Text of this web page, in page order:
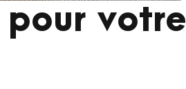
pour votre